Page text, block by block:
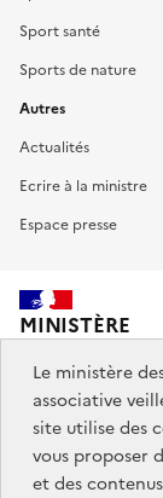
Sport santé
Sports de nature
Autres
Actualités
Ecrire à la ministre
Espace presse
MINISTÈRE
DES SPORTS,
DE LA
ET DE LA
Découvrez
Le ministère
associative
site utilise des
vous proposer
et des